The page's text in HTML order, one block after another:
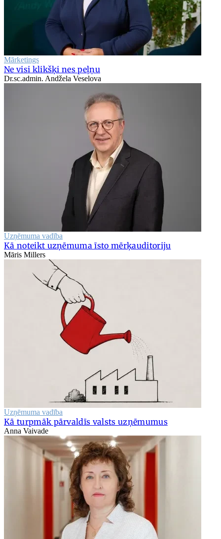
Mārketings
Ne visi klikšķi nes peļņu
Dr.sc.admin. Andžela Veselova
Uzņēmuma vadība
Kā noteikt uzņēmuma īsto mērķauditoriju
Māris Millers
Uzņēmuma vadība
Kā turpmāk pārvaldīs valsts uzņēmumus
Anna Vaivade